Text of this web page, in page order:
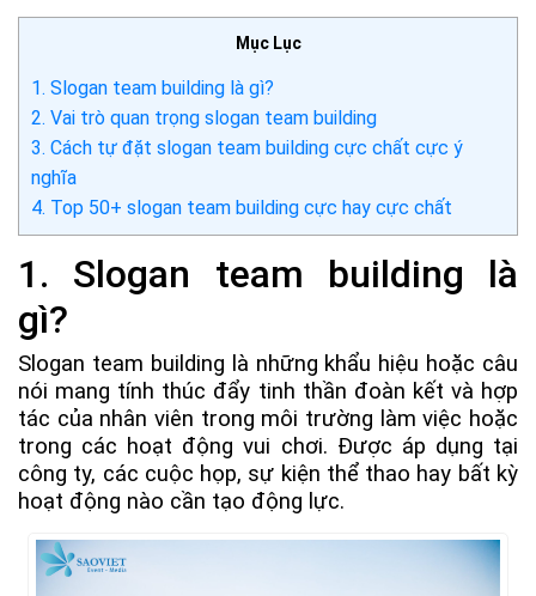
Mục Lục
1. Slogan team building là gì?
2. Vai trò quan trọng slogan team building
3. Cách tự đặt slogan team building cực chất cực ý
nghĩa
4. Top 50+ slogan team building cực hay cực chất
1. Slogan team building là
gì?
Slogan team building là những khẩu hiệu hoặc câu
nói mang tính thúc đẩy tinh thần đoàn kết và hợp
tác của nhân viên trong môi trường làm việc hoặc
trong các hoạt động vui chơi. Được áp dụng tại
công ty, các cuộc họp, sự kiện thể thao hay bất kỳ
hoạt động nào cần tạo động lực.